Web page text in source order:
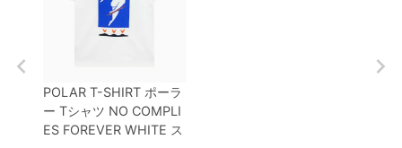
POLAR T-SHIRT ポーラ
ー Tシャツ NO COMPLI
ES FOREVER WHITE ス